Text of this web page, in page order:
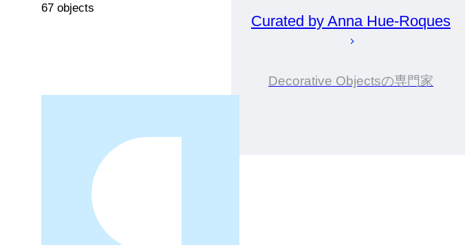
Curated by Anna Hue-Roques
Decorative Objectsの専門家
67 objects